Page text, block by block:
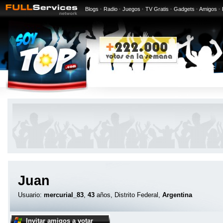
Blogs · Radio · Juegos · TV Gratis · Gadgets · Amigos ·
Juan
Usuario: mercurial_83, 43 años, Distrito Federal, Argentina
Invitar amigos a votar